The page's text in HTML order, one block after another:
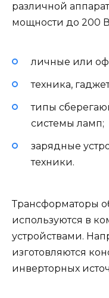
различной
мощности до 200
личные или
техника,
типы
системы ламп;
зарядные
техники.
Трансформаторы
используются в
устройствами.
изготовляются
инверторных